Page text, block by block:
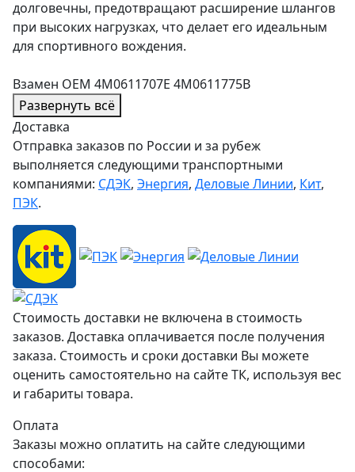
долговечны, предотвращают расширение шлангов
при высоких нагрузках, что делает его идеальным
для спортивного вождения.
Взамен OEM 4M0611707E 4M0611775B
Развернуть всё
Доставка
Отправка заказов по России и за рубеж
выполняется следующими транспортными
компаниями: СДЭК, Энергия, Деловые Линии, Кит,
ПЭК.
Стоимость доставки не включена в стоимость
заказов. Доставка оплачивается после получения
заказа. Стоимость и сроки доставки Вы можете
оценить самостоятельно на сайте ТК, используя вес
и габариты товара.
Оплата
Заказы можно оплатить на сайте следующими
способами: